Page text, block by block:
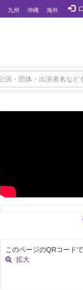
九州 沖縄 海外
このページのQRコードで
拡大